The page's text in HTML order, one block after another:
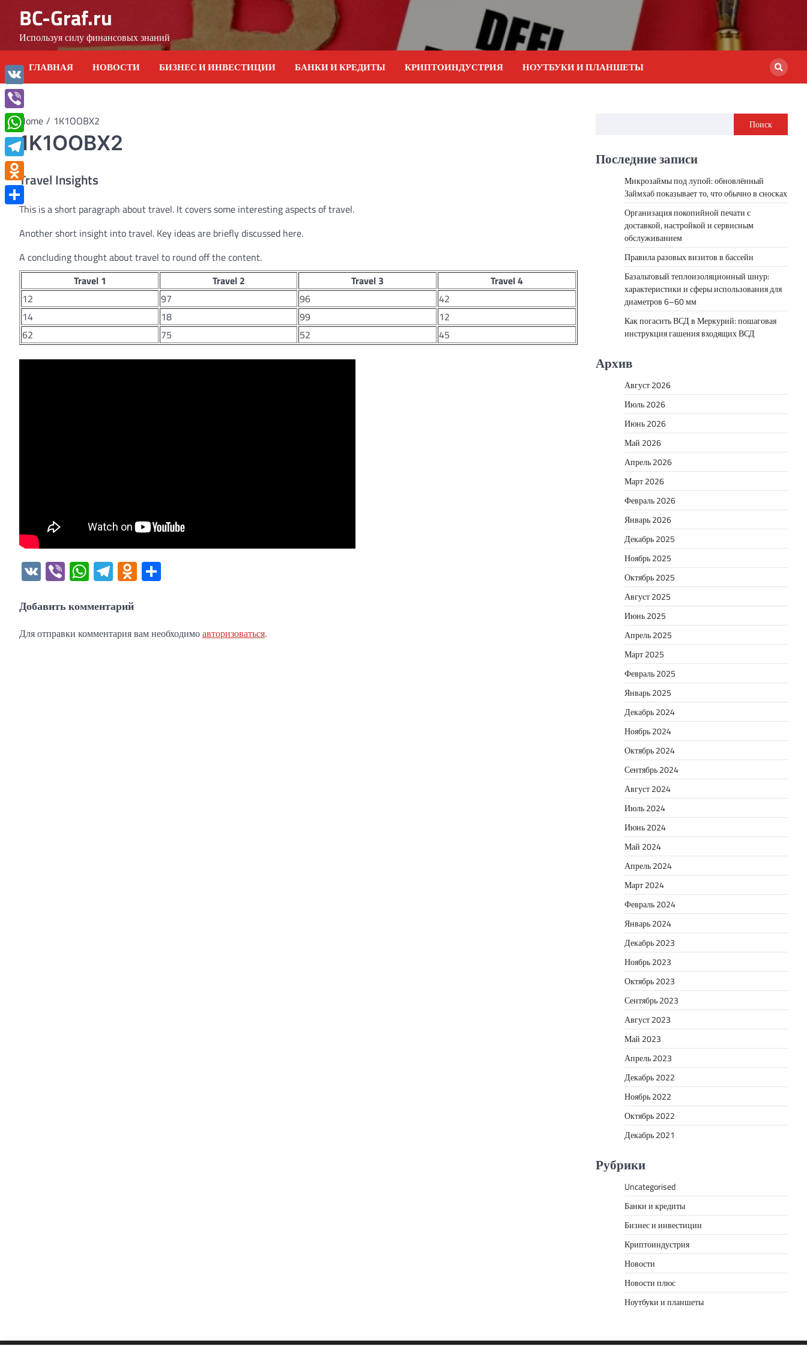
content
BC-Graf.ru
Используя силу финансовых знаний
ГЛАВНАЯ НОВОСТИ БИЗНЕС И ИНВЕСТИЦИИ БАНКИ И КРЕДИТЫ КРИПТОИНДУСТРИЯ НОУТБУКИ И ПЛАНШЕТЫ
Home 1K1OOBX2
1K1OOBX2
Travel Insights
This is a short paragraph about travel. It covers some interesting aspects of travel.
Another short insight into travel. Key ideas are briefly discussed here.
A concluding thought about travel to round off the content.
Travel 1
Travel 2 Travel 3
Travel 4
12
97 96
42
14
18 99
12
62
75 52 45
VK ViberWhatsApp
Telegram
Odnoklassniki
Добавить комментарий
Для отправки комментария вам необходимоавторизоваться.
Поиск
Последние записи
Микрозаймы под лупой: обновлённый
Займхаб показывает то, что обычно в сносках
Организация покопийной печати с
доставкой, настройкой и сервисным
обслуживанием
Правила разовых визитов в бассейн
Базальтовый теплоизоляционный шнур:
характеристики и сферы использования для
диаметров 6–60 мм
Как погасить ВСД в Меркурий: пошаговая
инструкция гашения входящих ВСД
Архив
Август 2026
Июль 2026
Июнь 2026
Май 2026
Апрель 2026
Март 2026
Февраль 2026
Январь 2026
Декабрь 2025
Ноябрь 2025
Октябрь 2025
Август 2025
Июнь 2025
Апрель 2025
Март 2025
Февраль 2025
Январь 2025
Декабрь 2024
Ноябрь 2024
Октябрь 2024
Сентябрь 2024
Август 2024
Июль 2024
Июнь 2024
Май 2024
Апрель 2024
Март 2024
Февраль 2024
Январь 2024
Декабрь 2023
Ноябрь 2023
Октябрь 2023
Сентябрь 2023
Август 2023
Май 2023
Апрель 2023
Декабрь 2022
Ноябрь 2022
Октябрь 2022
Декабрь 2021
Рубрики
Uncategorised
Банки и кредиты
Бизнес и инвестиции
Криптоиндустрия
Новости
Новости плюс
Ноутбуки и планшеты
VK
Viber
WhatsApp
Telegram
Odnoklassniki
Отправить